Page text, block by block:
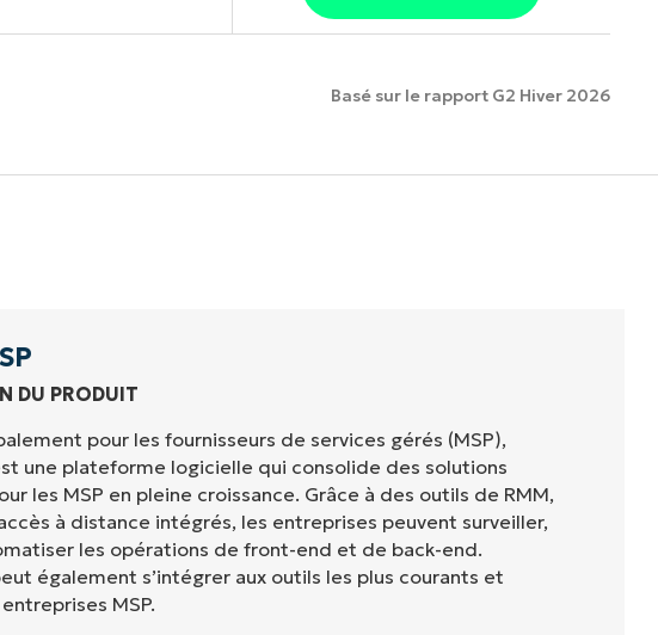
Basé sur le rapport G2 Hiver 2026
DU PRODUIT
pour les fournisseurs de services gérés (MSP),
une plateforme logicielle qui consolide des solutions
les MSP en pleine croissance. Grâce à des outils de RMM,
à distance intégrés, les entreprises peuvent surveiller,
les opérations de front-end et de back-end.
également s’intégrer aux outils les plus courants et
MSP.